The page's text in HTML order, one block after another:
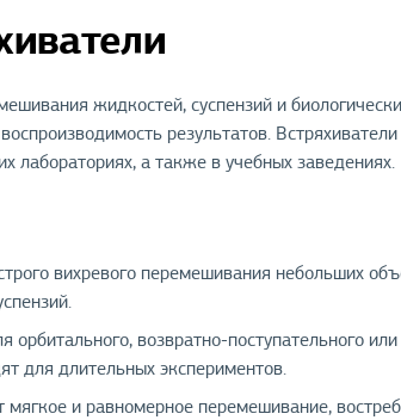
жидкостей, суспензий и
результатов.
лабораториях, а также в учебных заведениях.
вихревого перемешивания небольших
орбитального, возвратно-поступательного
для длительных экспериментов.
мягкое и равномерное перемешивание,